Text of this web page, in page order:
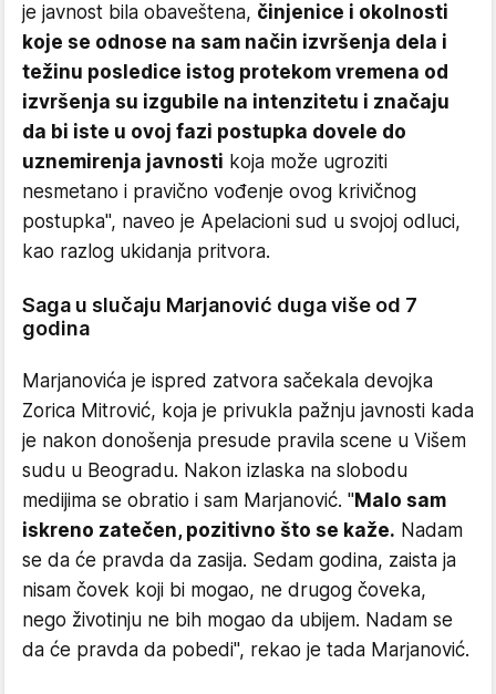
je javnost bila obaveštena, činjenice i okolnosti
koje se odnose na sam način izvršenja dela i
težinu posledice istog protekom vremena od
izvršenja su izgubile na intenzitetu i značaju
da bi iste u ovoj fazi postupka dovele do
uznemirenja javnosti koja može ugroziti
nesmetano i pravično vođenje ovog krivičnog
postupka", naveo je Apelacioni sud u svojoj odluci,
kao razlog ukidanja pritvora.
Saga u slučaju Marjanović duga više od 7
godina
Marjanovića je ispred zatvora sačekala devojka
Zorica Mitrović, koja je privukla pažnju javnosti kada
je nakon donošenja presude pravila scene u Višem
sudu u Beogradu. Nakon izlaska na slobodu
medijima se obratio i sam Marjanović. "Malo sam
iskreno zatečen, pozitivno što se kaže. Nadam
se da će pravda da zasija. Sedam godina, zaista ja
nisam čovek koji bi mogao, ne drugog čoveka,
nego životinju ne bih mogao da ubijem. Nadam se
da će pravda da pobedi", rekao je tada Marjanović.